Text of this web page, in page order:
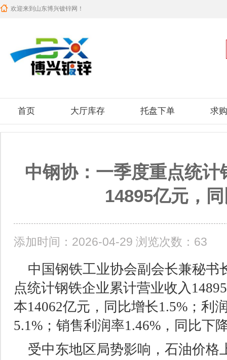
欢迎来到山东博兴镀锌网！
首页 大厅库存 托盘下单 求购
中钢协：一季度重点统
14895亿元，
添加时间：2026-04-29 浏览次数：63
中国钢铁工业协会副会长兼秘书
点统计钢铁企业累计营业收入
本14062亿元，同比增长1.5%；利
5.1%；销售利润率1.46%，同比下
受中东地区局势影响，石油价格